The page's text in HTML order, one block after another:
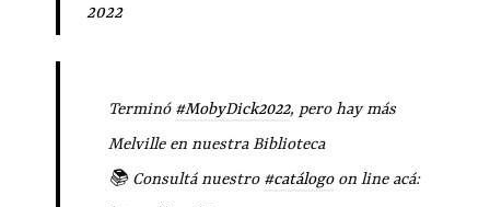
2022
Terminó #MobyDick2022, pero hay más
Melville en nuestra Biblioteca
📚 Consultá nuestro #catálogoon line acá: